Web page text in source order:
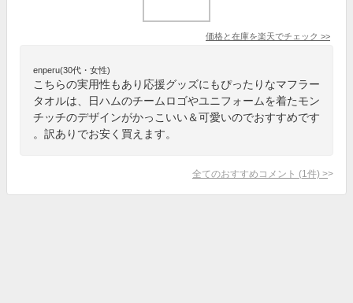
価格と在庫を楽天でチェック >>
enperu(30代・女性)
こちらの実用性もあり応援グッズにもぴったりなマフラー
タオルは、日ハムのチームロゴやユニフォームを着たモン
チッチのデザインがかっこいい＆可愛いのでおすすめです
。訳ありでお安く買えます。
全てのおすすめコメント (1 件) >